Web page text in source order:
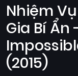
Phim
Lẻ
Phim
Bộ
Nhiệm
Gia Bí Ẩn
(2015)